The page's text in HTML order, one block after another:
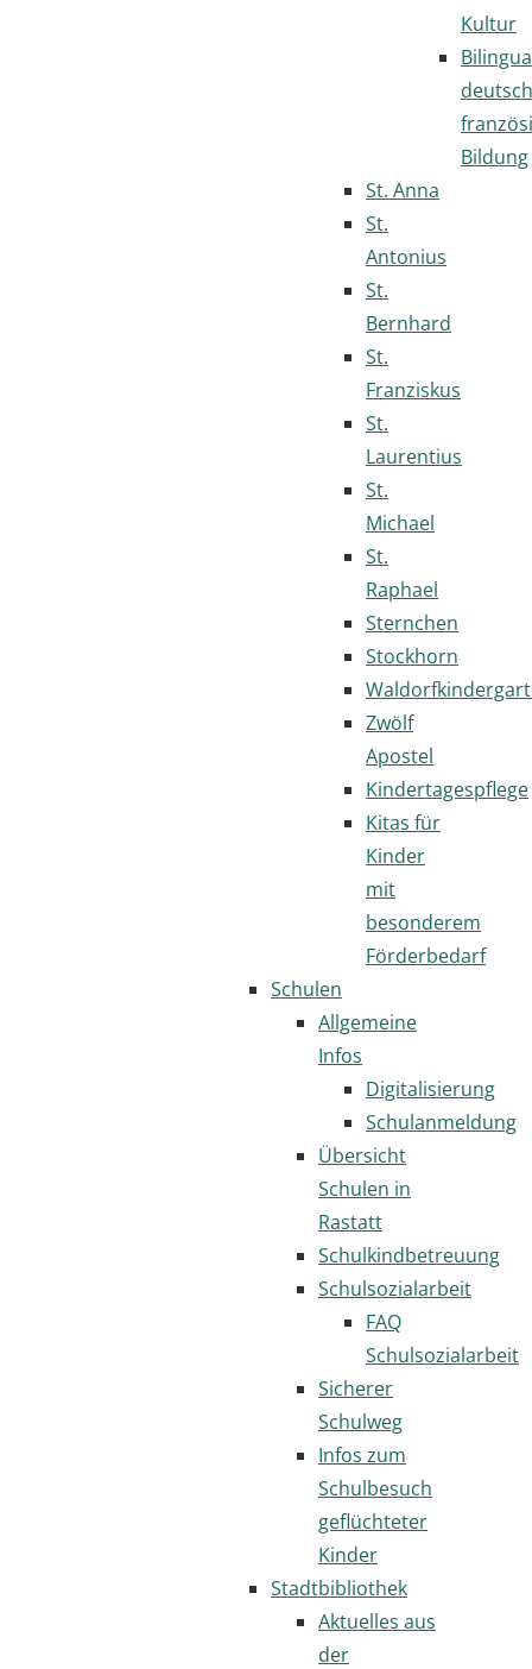
Kultur
deutsch
Bildung
St. Anna
St.
Antonius
St.
Bernhard
St.
Franziskus
St.
Laurentius
St.
Michael
St.
Raphael
Sternchen
Stockhorn
Zwölf
Apostel
Kindertagespflege
Kitas für
Kinder
mit
besonderem
Förderbedarf
Schulen
Allgemeine
Infos
Digitalisierung
Schulanmeldung
Übersicht
Schulen in
Rastatt
Schulkindbetreuung
Schulsozialarbeit
FAQ
Schulsozialarbeit
Sicherer
Schulweg
Infos zum
Schulbesuch
geflüchteter
Kinder
Stadtbibliothek
Aktuelles aus
der